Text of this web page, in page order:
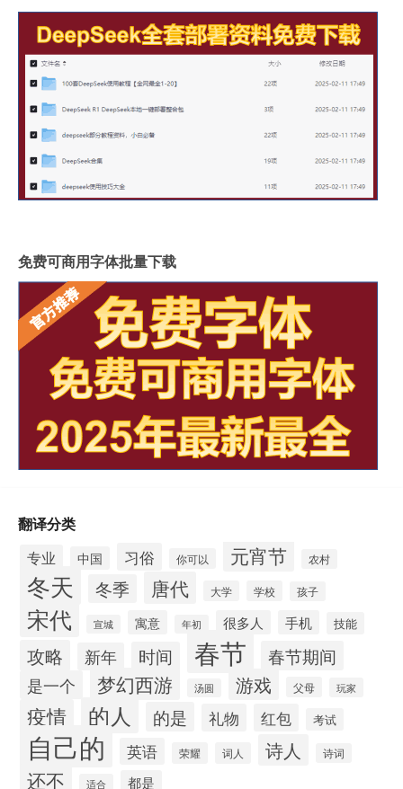
免费可商用字体批量下载
翻译分类
专业
中国 习俗 你可以 元宵节 农村
冬天 冬季 唐代 大学 学校 孩子
宋代 宣城 寓意 年初 很多人 手机 技能
攻略 新年 时间 春节 春节期间
是一个 梦幻西游 汤圆 游戏 父母 玩家
疫情 的人 的是 礼物 红包 考试
自己的 英语 荣耀 词人 诗人 诗词
还不 适合 都是